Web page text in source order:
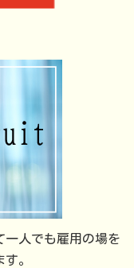
一人でも雇用の場を
。